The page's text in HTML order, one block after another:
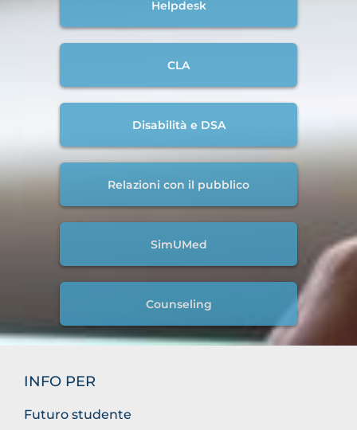
Helpdesk
CLA
Disabilità e DSA
Relazioni con il pubblico
SimUMed
Counseling
INFO PER
Futuro studente